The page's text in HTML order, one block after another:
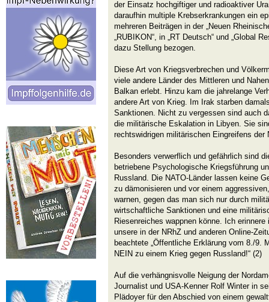
der Einsatz hochgiftiger und radioaktiver
daraufhin multiple Krebserkrankungen ein
mehreren Beiträgen in der „Neuen
„RUBIKON“, in „RT Deutsch“ und „Global
dazu Stellung bezogen.
Diese Art von Kriegsverbrechen und
viele andere Länder des Mittleren und
Balkan erlebt. Hinzu kam die jahrelange
andere Art von Krieg. Im Irak starben
Sanktionen. Nicht zu vergessen sind auch
die militärische Eskalation in Libyen. Sie
rechtswidrigen militärischen Eingreifens der
Besonders verwerflich und gefährlich sind
betriebene Psychologische Kriegsführung
Russland. Die NATO-Länder lassen keine
zu dämonisieren und vor einem
warnen, gegen das man sich nur durch
wirtschaftliche Sanktionen und eine
Riesenreiches wappnen könne. Ich
unsere in der NRhZ und anderen Online-
beachtete „Öffentliche Erklärung vom 8./9.
NEIN zu einem Krieg gegen Russland!“ (2)
Auf die verhängnisvolle Neigung der
Journalist und USA-Kenner Rolf Winter in
Plädoyer für den Abschied von einem